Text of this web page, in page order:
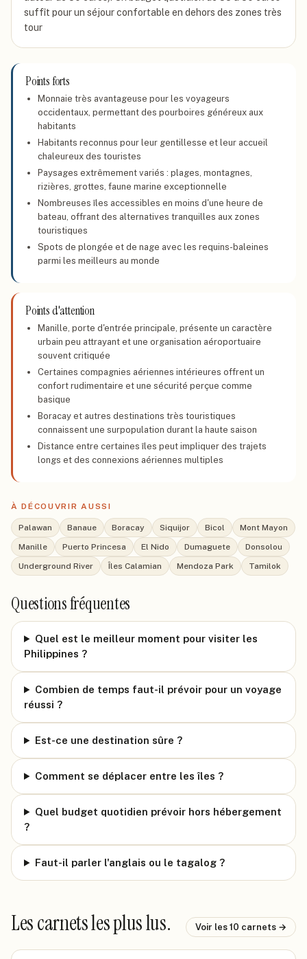
suffît pour un séjour confortable en dehors des zones très
tour
Points forts
Monnaie très avantageuse pour les voyageurs
occidentaux, permettant des pourboires généreux aux
habitants
Habitants reconnus pour leur gentillesse et leur accueil
chaleureux des touristes
Paysages extrêmement variés : plages, montagnes,
rizières, grottes, faune marine exceptionnelle
Nombreuses îles accessibles en moins d'une heure de
bateau, offrant des alternatives tranquilles aux zones
touristiques
Spots de plongée et de nage avec les requins-baleines
parmi les meilleurs au monde
Points d'attention
Manille, porte d'entrée principale, présente un caractère
urbain peu attrayant et une organisation aéroportuaire
souvent critiquée
Certaines compagnies aériennes intérieures offrent un
confort rudimentaire et une sécurité perçue comme
basique
Boracay et autres destinations très touristiques
connaissent une surpopulation durant la haute saison
Distance entre certaines îles peut impliquer des trajets
longs et des connexions aériennes multiples
À DÉCOUVRIR AUSSI
Palawan Banaue Boracay Siquijor Bicol
Mont Mayon
Manille
Puerto Princesa El Nido Dumaguete
Donsolou
Underground River
Îles Calamian Mendoza Park Tamilok
Questions fréquentes
Quel est le meilleur moment pour visiter les
Philippines ?
Combien de temps faut-il prévoir pour un voyage
réussi ?
Est-ce une destination sûre ?
Comment se déplacer entre les îles ?
Quel budget quotidien prévoir hors hébergement
?
Faut-il parler l'anglais ou le tagalog ?
Les carnets les plus lus. Voir les 10 carnets →